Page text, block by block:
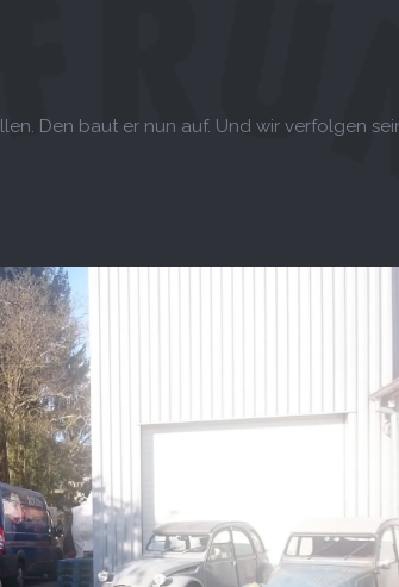
Den baut er nun auf. Und wir verfolgen